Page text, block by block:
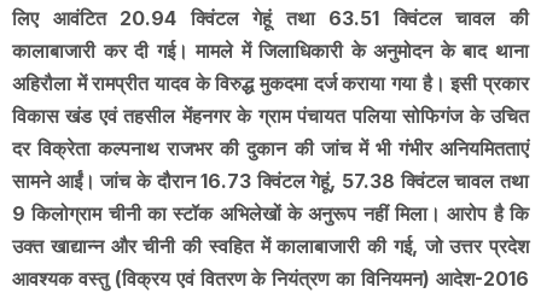
लिए आवंटित 20.94 क्विंटल गेहूं तथा 63.51 क्विंटल चावल की
कालाबाजारी कर दी गई। मामले में जिलाधिकारी के अनुमोदन के बाद थाना
अहिरौला में रामप्रीत यादव के विरुद्ध मुकदमा दर्ज कराया गया है। इसी प्रकार
विकास खंड एवं तहसील मेंहनगर के ग्राम पंचायत पलिया सोफिगंज के उचित
दर विक्रेता कल्पनाथ राजभर की दुकान की जांच में भी गंभीर अनियमितताएं
सामने आईं। जांच के दौरान 16.73 क्विंटल गेहूं, 57.38 क्विंटल चावल तथा
9 किलोग्राम चीनी का स्टॉक अभिलेखों के अनुरूप नहीं मिला। आरोप है कि
उक्त खाद्यान्न और चीनी की स्वहित में कालाबाजारी की गई, जो उत्तर प्रदेश
आवश्यक वस्तु (विक्रय एवं वितरण के नियंत्रण का विनियमन) आदेश-2016